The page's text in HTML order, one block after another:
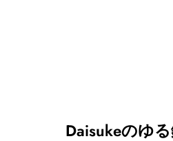
Daisukeのゆ